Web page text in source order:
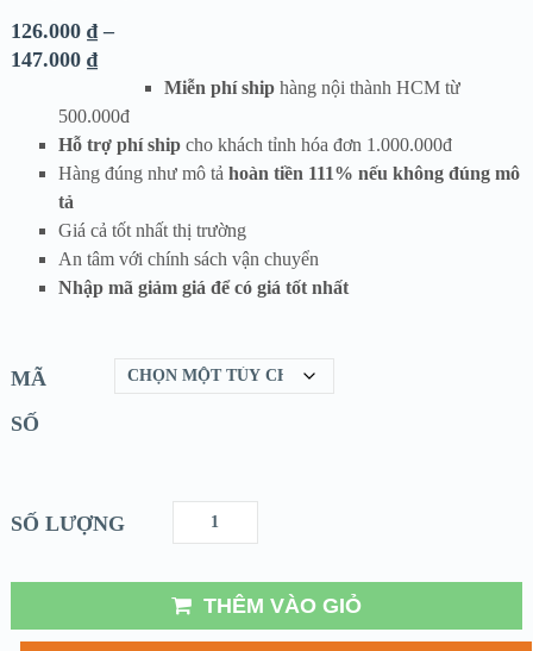
126.000 ₫ –
147.000 ₫
Miễn phí shiphàng nội thành HCM từ
500.000đ
Hỗ trợ phí shipcho khách tỉnh hóa đơn 1.000.000đ
Hàng đúng như mô tả hoàn tiền 111% nếu không đúng mô
tả
Giá cả tốt nhất thị trường
An tâm với chính sách vận chuyển
Nhập mã giảm giá để có giá tốt nhất
MÃ
SỐ
SỐ LƯỢNG
THÊM VÀO GIỎ